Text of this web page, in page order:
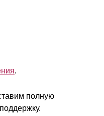
.
полную